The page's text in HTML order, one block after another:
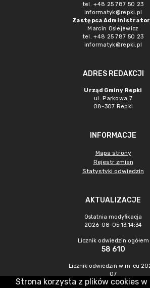
tel. +48 25 787 50 23
informatyk@repki.pl
Zastępca
Marcin Osiejewicz
tel. +48 25 787 50 23
informatyk@repki.pl
ADRES REDAKCJI
Urząd Gminy Repki
ul. Parkowa 7
08-307 Repki
INFORMACJE
Mapa strony
Rejestr zmian
Statystyki odwiedzin
AKTUALIZACJE
Ostatnia modyfikacja
2026-08-05 13:14:34
Licznik odwiedzin ogółem
58 610
Licznik odwiedzin w m-cu
07
139
Strona korzysta z plików cookies w